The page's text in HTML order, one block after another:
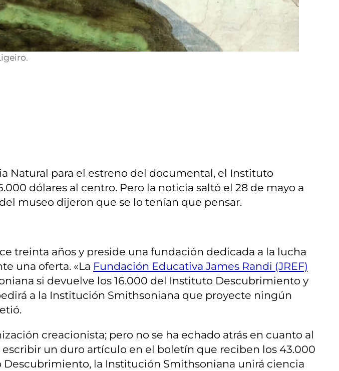
Natural para el estreno del documental, el Instituto
dólares al centro. Pero la noticia saltó el 28 de mayo a
museo dijeron que se lo tenían que pensar.
treinta años y preside una fundación dedicada a la lucha
una oferta. «La Fundación Educativa James Randi (JREF)
si devuelve los 16.000 del Instituto Descubrimiento y
a la Institución Smithsoniana que proyecte ningún
creacionista; pero no se ha echado atrás en cuanto al
un duro artículo en el boletín que reciben los 43.000
la Institución Smithsoniana unirá ciencia